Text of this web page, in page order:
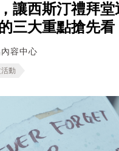
讓西斯汀禮拜堂
三大重點搶先看
容中心
動